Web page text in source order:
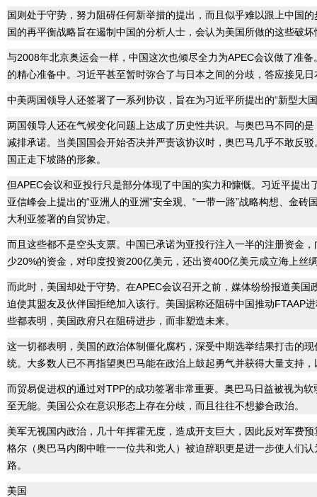
国则处于守势，努力阻碍任何新举措的提出，而且似乎难以跟上中国
国的再平衡战略旨在遏制中国的分析人士，会认为美国所做的这些破
与2008年北京奥运会一样，中国这次也倾尽全力为APEC会议做了准
的精心准备中。习近平甚至暂时弥合了与日本之间的分歧，答应接见
中美两国领导人还签署了一系列协议，旨在为习近平所提出的“新型大
两国领导人还在气候变化问题上达成了历史性共识。与奥巴马不同的
减排承诺。当美国国会开始否决并严责该协议时，奥巴马几乎不敢反
国正走下坡路的形象。
但APEC会议和亚投行只是部分体现了中国的实力和慷慨。习近平提出
亚信峰会上提出的“亚洲人的亚洲”安全观、“一带一路”战略构想、金砖
大利亚签署的自贸协定。
而且这些都不是空头支票。中国已承诺为亚投行注入一半的注册资金
少20%的资金，对印度投资200亿美元，还出资400亿美元成立海上丝
而此时，美国却处于守势。在APEC会议召开之前，媒体纷纷报道美国
迫使其盟友及伙伴国拒绝加入该行。美国据称还阻碍中国推动FTAAP
些都表明，美国政府只在阻碍进步，而非塑造未来。
这一切都表明，美国的政治体制僵化腐朽，深受中期选举结果打击的现
统。大多数人已不再指望奥巴马能在政治上鼓起勇气并获得大量支持
而贸易促进权的通过对TPP的成功签署非常重要。奥巴马日益被视为
至无能。美国公众在意识形态上存在分歧，而且往往不想掺合政治。
美军无视国内政治，几十年挥霍无度，造成开支巨大，因此反对军费
格尔（奥巴马内阁中唯一一位共和党人）被迫辞职更是进一步使人们
路。
美国